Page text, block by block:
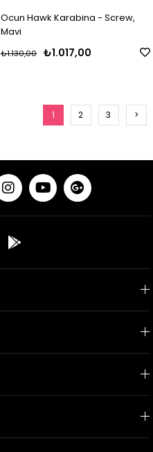
Ocun Hawk Karabina - Screw,
Mavi
₺1.017,00
₺1.130,00
1 2 3 >